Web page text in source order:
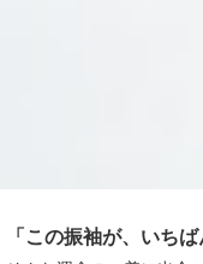
「この振袖が、いちば